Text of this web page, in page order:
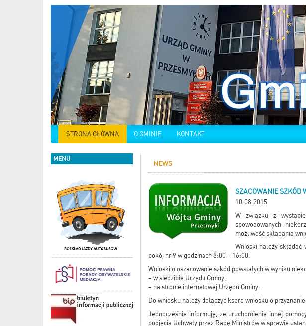
STRONA GŁÓWNA O GMINIE KONTAKT
MENU
NEWS
SZACOWANIE SZKÓD
10.08.2015
W związku z
spowodowanych
możliwość składania
Wnioski należy
pokój nr 9 w godzinach 8:00 – 16:00.
Wnioski o oszacowanie szkód powstałych w wyniku
– w siedzibie Urzędu Gminy,
– na stronie internetowej Urzędu Gminy.
Do wniosku należy dołączyć ksero wniosku o
Jednocześnie informuję, że uruchomienie innej
podjęcia Uchwały przez Radę Ministrów w sprawie